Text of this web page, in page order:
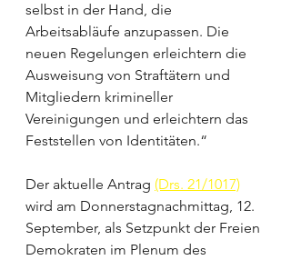
selbst in der Hand, die
Arbeitsabläufe anzupassen. Die
neuen Regelungen erleichtern die
Ausweisung von Straftätern und
Mitgliedern krimineller
Vereinigungen und erleichtern das
Feststellen von Identitäten.“
Der aktuelle Antrag (Drs. 21/1017)
wird am Donnerstagnachmittag, 12.
September, als Setzpunkt der Freien
Demokraten im Plenum des